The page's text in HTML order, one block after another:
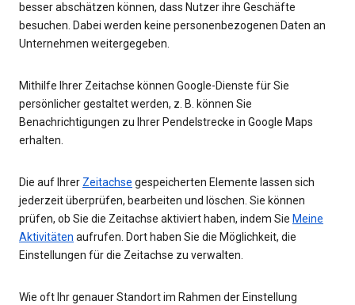
besser abschätzen können, dass Nutzer ihre Geschäfte
besuchen. Dabei werden keine personenbezogenen Daten an
Unternehmen weitergegeben.
Mithilfe Ihrer Zeitachse können Google-Dienste für Sie
persönlicher gestaltet werden, z. B. können Sie
Benachrichtigungen zu Ihrer Pendelstrecke in Google Maps
erhalten.
Die auf Ihrer Zeitachse gespeicherten Elemente lassen sich
jederzeit überprüfen, bearbeiten und löschen. Sie können
prüfen, ob Sie die Zeitachse aktiviert haben, indem Sie Meine
Aktivitäten aufrufen. Dort haben Sie die Möglichkeit, die
Einstellungen für die Zeitachse zu verwalten.
Wie oft Ihr genauer Standort im Rahmen der Einstellung